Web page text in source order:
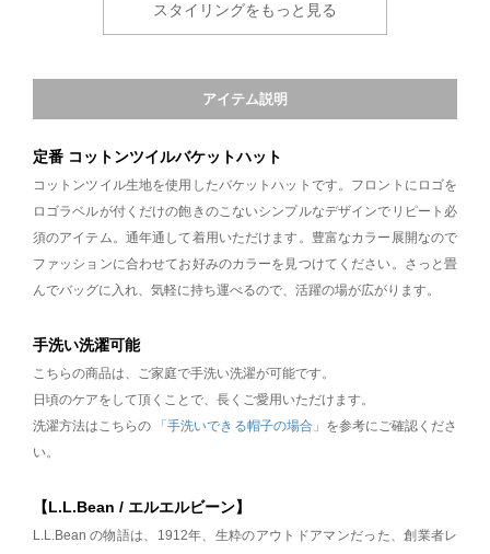
スタイリングをもっと見る
アイテム説明
定番 コットンツイルバケットハット
コットンツイル生地を使用したバケットハットです。フロントにロゴを
ロゴラベルが付くだけの飽きのこないシンプルなデザインでリピート必
須のアイテム。通年通して着用いただけます。豊富なカラー展開なので
ファッションに合わせてお好みのカラーを見つけてください。さっと畳
んでバッグに入れ、気軽に持ち運べるので、活躍の場が広がります。
手洗い洗濯可能
こちらの商品は、ご家庭で手洗い洗濯が可能です。
日頃のケアをして頂くことで、長くご愛用いただけます。
洗濯方法はこちらの
「手洗いできる帽子の場合」 を参考にご確認くださ
い。
【L.L.Bean / エルエルビーン】
L.L.Bean の物語は、1912年、生粋のアウトドアマンだった、創業者レ